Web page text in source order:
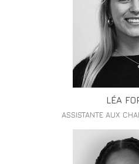
LÉA
ASSISTANTE AUX